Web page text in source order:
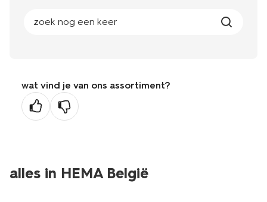
zoek nog een keer
wat vind je van ons assortiment?
alles in HEMA België